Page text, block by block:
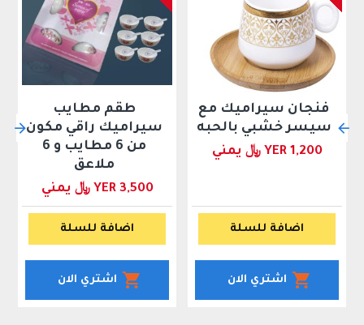
فنجان سيراميك مع
سيسر خشبي بالحبه
YER 1,200 ﷼ يمني
اضافة للسلة
اشتري الان
طقم مطايب
سيراميك راقي مكون
من 6 مطايب و 6
ملاعق
YER 3,500 ﷼ يمني
اضافة للسلة
اشتري الان